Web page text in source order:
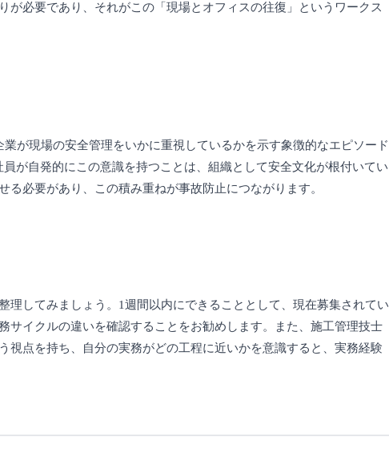
必要であり、それがこの「現場とオフィスの往復」というワークス
が現場の安全管理をいかに重視しているかを示す象徴的なエピソード
が自発的にこの意識を持つことは、組織として安全文化が根付いてい
必要があり、この積み重ねが事故防止につながります。
してみましょう。1週間以内にできることとして、現在募集されてい
サイクルの違いを確認することをお勧めします。また、施工管理技士
点を持ち、自分の実務がどの工程に近いかを意識すると、実務経験